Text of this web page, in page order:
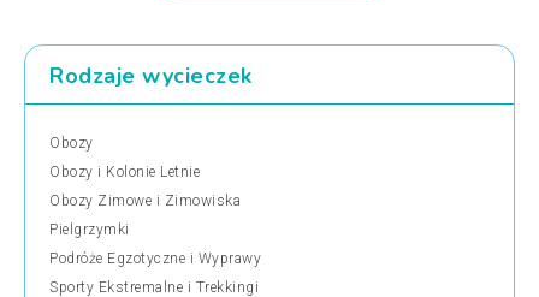
Rodzaje wycieczek
Obozy
Obozy i Kolonie Letnie
Obozy Zimowe i Zimowiska
Pielgrzymki
Podróże Egzotyczne i Wyprawy
Sporty Ekstremalne i Trekkingi